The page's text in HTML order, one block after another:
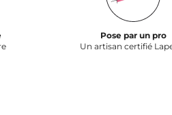
Pose par un pro
Un artisan certifié